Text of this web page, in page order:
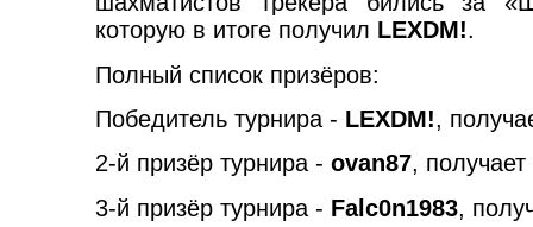
которую в итоге получил LEXDM!.
Полный список призёров:
Победитель турнира - LEXDM!,
2-й призёр турнира - ovan87,
3-й призёр турнира - Falc0n1983,